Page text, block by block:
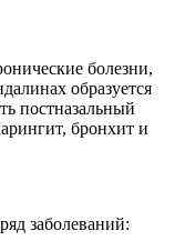
болезни,
образуется
постназальный
бронхит и
заболеваний: